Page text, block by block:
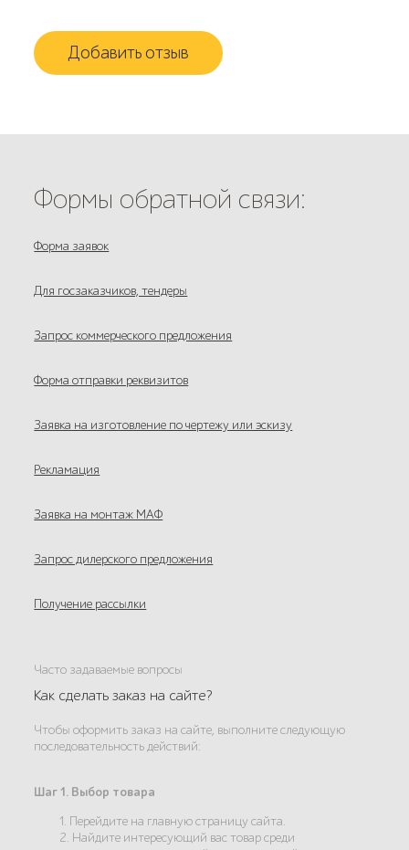
Добавить отзыв
Формы обратной связи:
Форма заявок
Для госзаказчиков, тендеры
Запрос коммерческого предложения
Форма отправки реквизитов
Заявка на изготовление по чертежу или эскизу
Рекламация
Заявка на монтаж МАФ
Запрос дилерского предложения
Получение рассылки
Часто задаваемые вопросы
Как сделать заказ на сайте?
Чтобы оформить заказ на сайте, выполните следующую
последовательность действий:
Шаг 1. Выбор товара
1. Перейдите на главную страницу сайта.
2. Найдите интересующий вас товар среди